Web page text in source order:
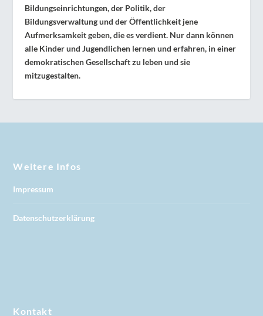
Bildungseinrichtungen, der Politik, der
Bildungsverwaltung und der Öffentlichkeit jene
Aufmerksamkeit geben, die es verdient. Nur dann können
alle Kinder und Jugendlichen lernen und erfahren, in einer
demokratischen Gesellschaft zu leben und sie
mitzugestalten.
Weitere Infos
Impressum
Datenschutzerklärung
Kontakt